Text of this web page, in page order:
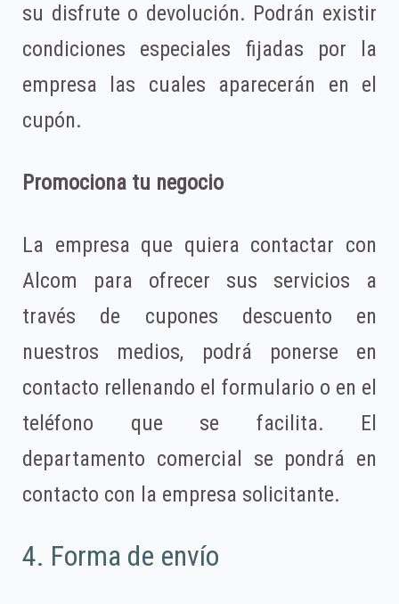
su disfrute o devolución. Podrán existir
condiciones especiales fijadas por la
empresa las cuales aparecerán en el
cupón.
Promociona tu negocio
La empresa que quiera contactar con
Alcom para ofrecer sus servicios a
través de cupones descuento en
nuestros medios, podrá ponerse en
contacto rellenando el formulario o en el
teléfono que se facilita. El
departamento comercial se pondrá en
contacto con la empresa solicitante.
4. Forma de envío